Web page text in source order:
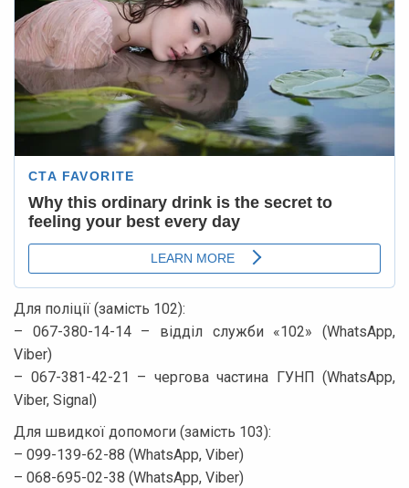
Для поліції (замість 102):
– 067-380-14-14 – відділ служби «102» (WhatsApp,
Viber)
– 067-381-42-21 – чергова частина ГУНП (WhatsApp,
Viber, Signal)
Для швидкої допомоги (замість 103):
– 099-139-62-88 (WhatsApp, Viber)
– 068-695-02-38 (WhatsApp, Viber)